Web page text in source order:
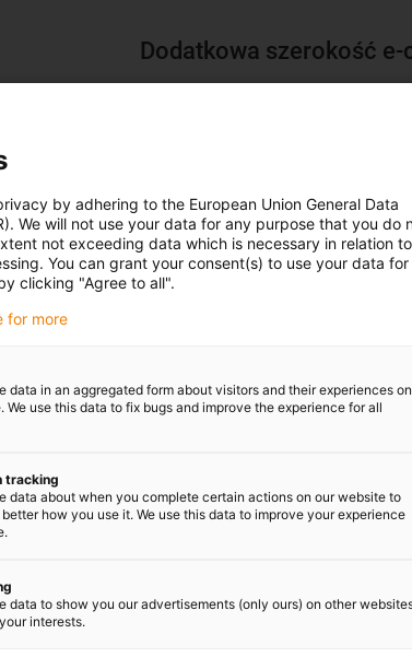
Dodatkowa szerokość
Szerokość wewnętrzna
pozwala na poprowadzenie
by adhering to the European Union General Data
We will not use your data for any purpose that you do
not exceeding data which is necessary in relation
You can grant your consent(s) to use your data for
clicking "Agree to all".
for more
data in an aggregated form about visitors and their experiences on
We use this data to fix bugs and improve the experience for all
tracking
data about when you complete certain actions on our website to
how you use it. We use this data to improve your experience
data to show you our advertisements (only ours) on other
interests.